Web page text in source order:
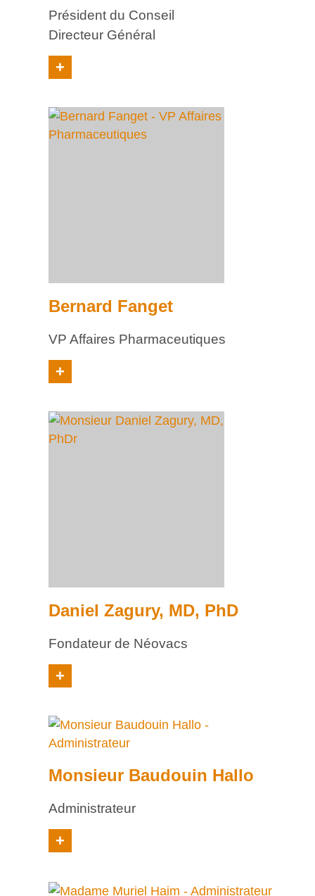
Président du Conseil
Directeur Général
+
Bernard Fanget
VP Affaires Pharmaceutiques
+
Daniel Zagury, MD, PhD
Fondateur de Néovacs
+
Monsieur Baudouin Hallo
Administrateur
+